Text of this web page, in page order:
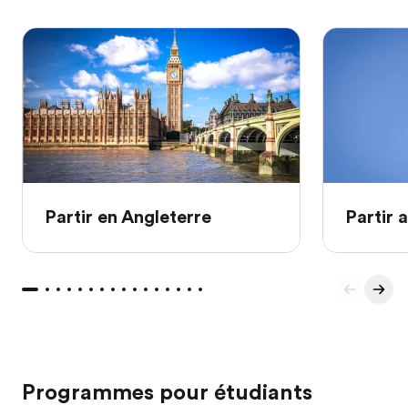
Partir en Angleterre Partir
Programmes pour étudiants